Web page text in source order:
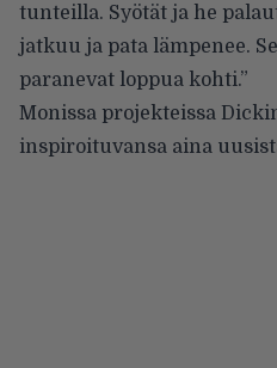
tunteilla. Syötät ja he
jatkuu ja pata lämpenee.
paranevat loppua kohti.”
Monissa projekteissa
inspiroituvansa aina